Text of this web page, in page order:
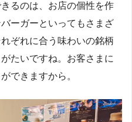
るのは、お店の個性を作
ーガーといってもさまざ
ぞれに合う味わいの銘柄
たいですね。お客さまに
できますから。